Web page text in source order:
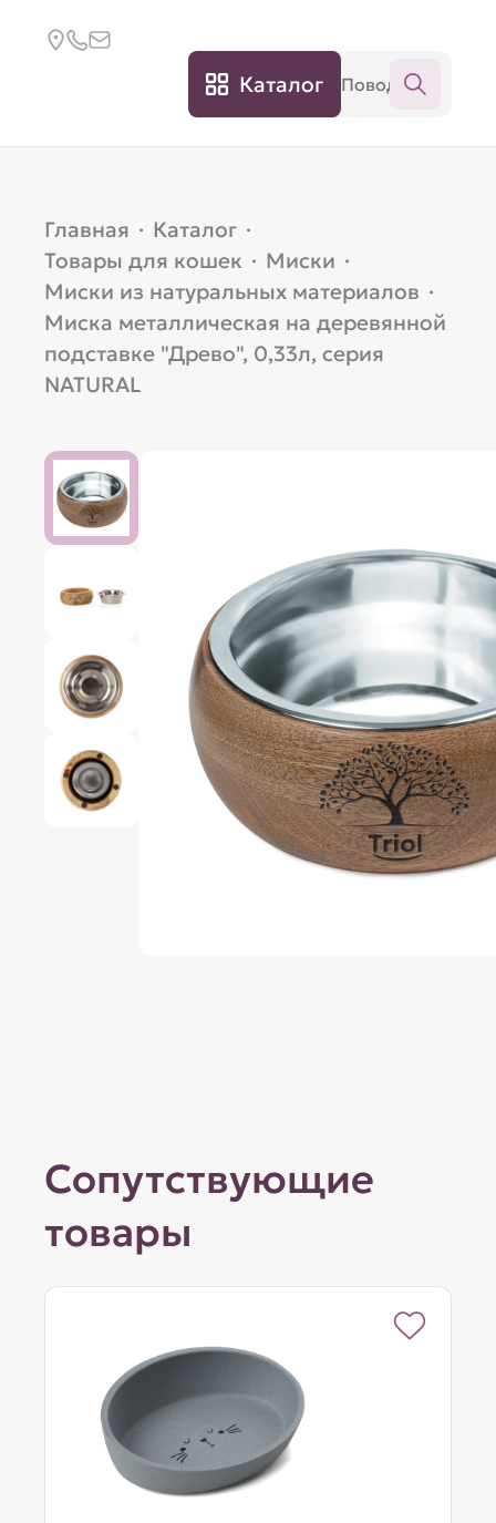
Каталог
Главная · Каталог ·
Товары для кошек · Миски ·
Миски из натуральных материалов ·
Миска металлическая на деревянной
подставке "Древо", 0,33л, серия
NATURAL
Сопутствующие
товары